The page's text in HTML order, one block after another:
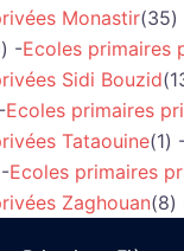
Monastir(35)
-Ecoles primaires
Sidi Bouzid
Ecoles primaires
Tataouine(1)
Ecoles primaires
Zaghouan(8)